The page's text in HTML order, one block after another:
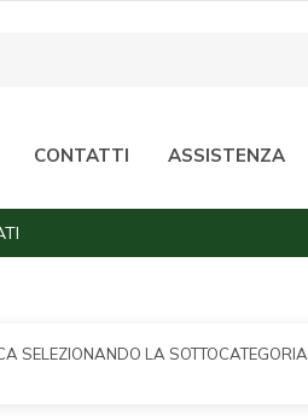
CONTATTI ASSISTENZA
SELEZIONANDO LA SOTTOCATEGORIA